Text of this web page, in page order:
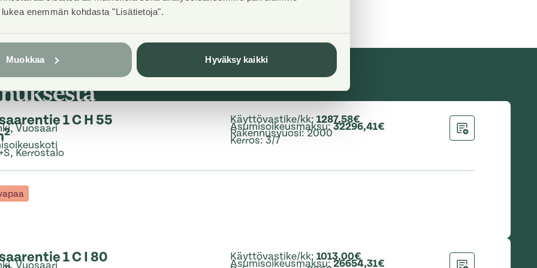
enemmän kohdasta "Lisätietoja".
Muokkaa Hyväksy kaikki
1 C H 55
Vuosaari
2
,Kerrostalo
Käyttövastike/kk: 1287,58€
Asumisoikeusmaksu:32296,41€
Rakennusvuosi:2000
Kerros:3/7 Lisää hakemukseen
1 C I 80
Vuosaari
Käyttövastike/kk: 1013,00€
Asumisoikeusmaksu:26654,31€